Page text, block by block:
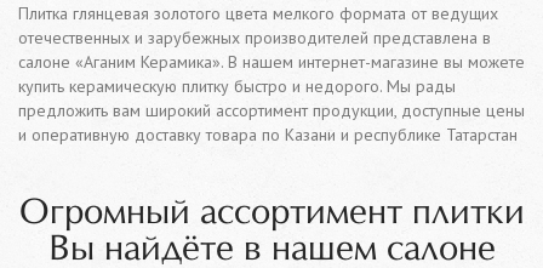
Плитка глянцевая золотого цвета мелкого формата от ведущих
отечественных и зарубежных производителей представлена в
салоне «Аганим Керамика». В нашем интернет-магазине вы можете
купить керамическую плитку быстро и недорого. Мы рады
предложить вам широкий ассортимент продукции, доступные цены
и оперативную доставку товара по Казани и республике Татарстан
Огромный ассортимент плитки
Вы найдёте в нашем салоне